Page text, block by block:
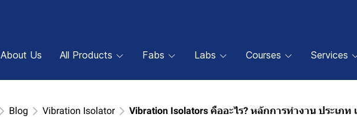
About Us All Products Fabs Labs Courses Services
Blog Vibration Isolator Vibration Isolators คืออะไร? หลักการทำงาน ประเภท